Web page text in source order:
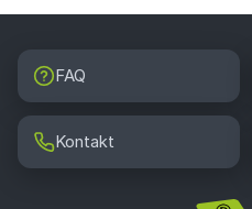
FAQ
Kontakt